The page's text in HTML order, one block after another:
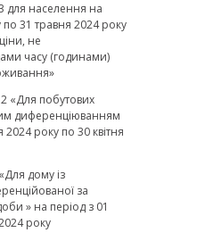
для населення на
по 31 травня 2024 року
не
часу (годинами)
«Для побутових
диференціюванням
2024 року по 30 квітня
дому із
за
» на період з 01
року